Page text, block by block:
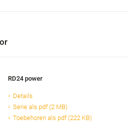
RD24 power
Details
Serie als pdf (2 MB)
Toebehoren als pdf (222 KB)